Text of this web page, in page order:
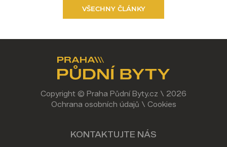
VŠECHNY ČLÁNKY
Copyright © Praha Půdní Byty.cz \ 2026
Ochrana osobních údajů \ Cookies
KONTAKTUJTE NÁS